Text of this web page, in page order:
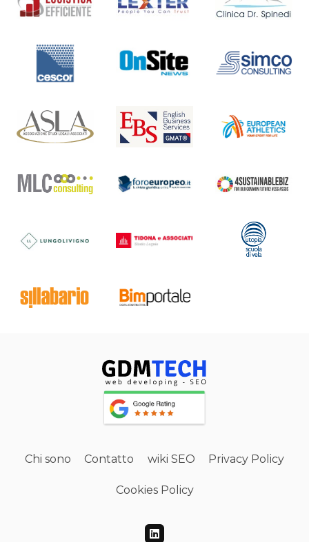
Chi sono Contatto wiki SEO Privacy Policy
Cookies Policy